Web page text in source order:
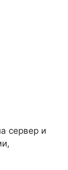
сервер и